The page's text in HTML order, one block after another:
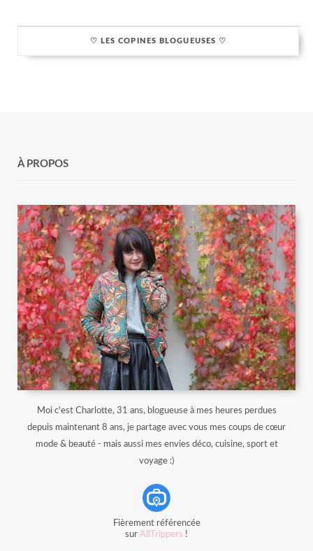
♡ LES COPINES BLOGUEUSES ♡
À PROPOS
Moi c'est Charlotte, 31 ans, blogueuse à mes heures perdues
depuis maintenant 8 ans, je partage avec vous mes coups de cœur
mode & beauté - mais aussi mes envies déco, cuisine, sport et
voyage :)
Fièrement référencée
sur AllTrippers !